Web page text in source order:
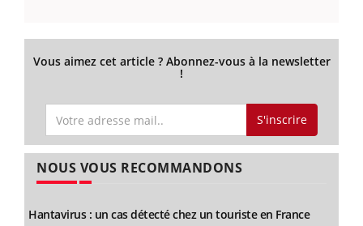
Vous aimez cet article ? Abonnez-vous à la newsletter
!
S'inscrire
NOUS VOUS RECOMMANDONS
Hantavirus : un cas détecté chez un touriste en France